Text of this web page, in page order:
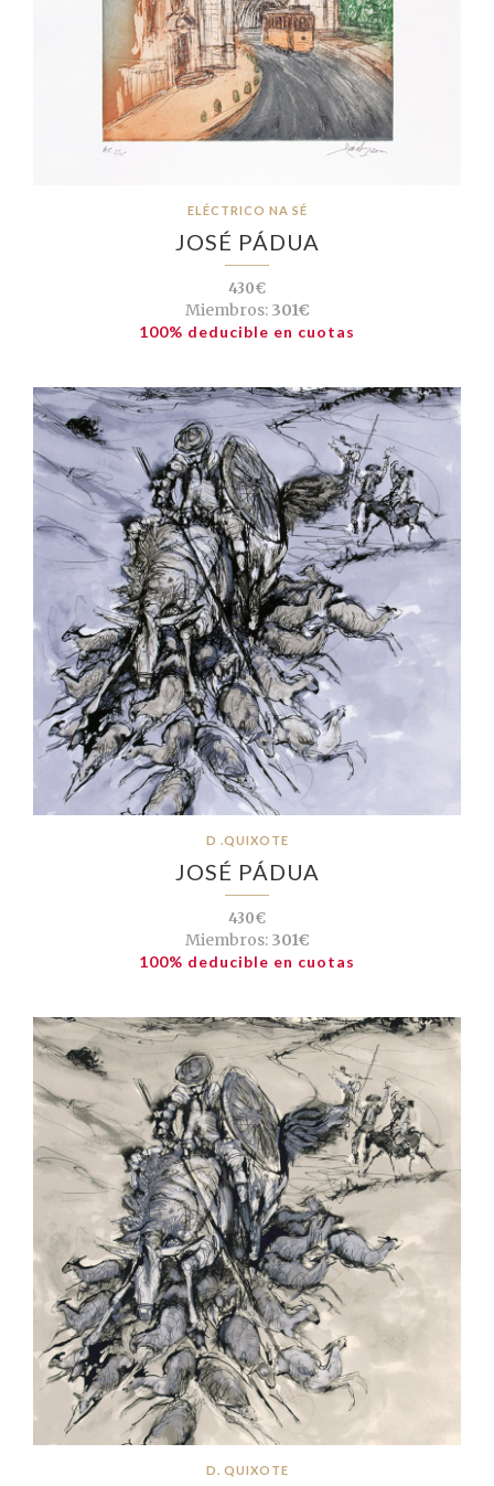
ELÉCTRICO NA SÉ
JOSÉ PÁDUA
430€
Miembros:301€
100% deducible en cuotas
D .QUIXOTE
JOSÉ PÁDUA
430€
Miembros:301€
100% deducible en cuotas
D. QUIXOTE